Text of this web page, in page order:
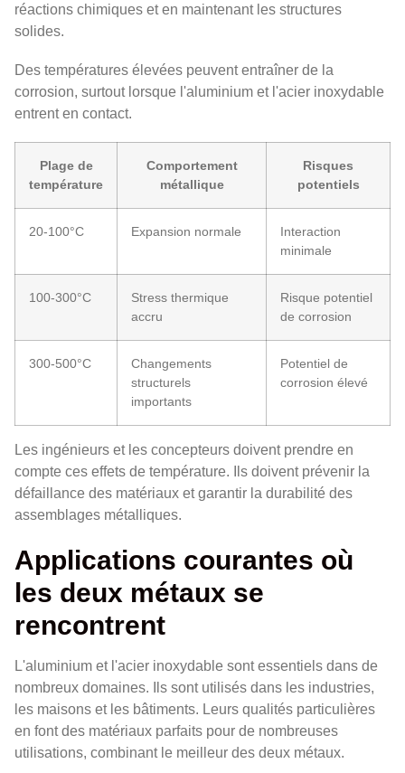
réactions chimiques et en maintenant les structures
solides.
Des températures élevées peuvent entraîner de la
corrosion, surtout lorsque l'aluminium et l'acier inoxydable
entrent en contact.
Plage de
température
Comportement
métallique
Risques
potentiels
20-100°C Expansion normale
Interaction
minimale
100-300°C
Stress thermique
accru
Risque potentiel
de corrosion
300-500°C
Changements
structurels
importants
Potentiel de
corrosion élevé
Les ingénieurs et les concepteurs doivent prendre en
compte ces effets de température. Ils doivent prévenir la
défaillance des matériaux et garantir la durabilité des
assemblages métalliques.
Applications courantes où
les deux métaux se
rencontrent
L'aluminium et l'acier inoxydable sont essentiels dans de
nombreux domaines. Ils sont utilisés dans les industries,
les maisons et les bâtiments. Leurs qualités particulières
en font des matériaux parfaits pour de nombreuses
utilisations, combinant le meilleur des deux métaux.